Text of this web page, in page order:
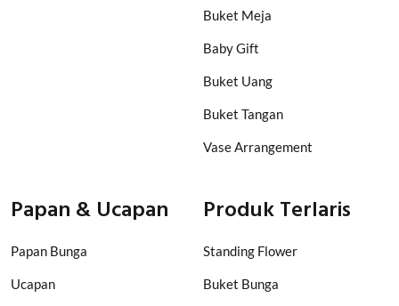
Buket Meja
Baby Gift
Buket Uang
Buket Tangan
Vase Arrangement
Papan & Ucapan
Papan Bunga
Ucapan
Produk Terlaris
Standing Flower
Buket Bunga